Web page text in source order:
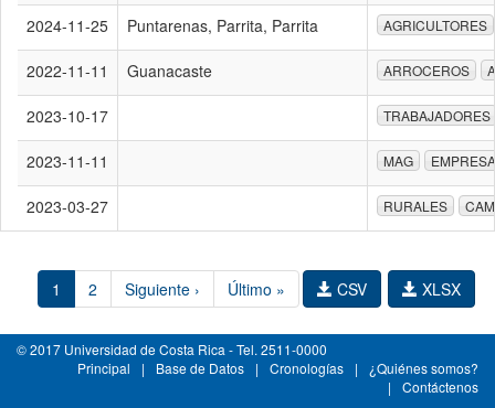
2024-11-25 Puntarenas, Parrita, Parrita AGRICULTORES
2022-11-11 Guanacaste ARROCEROS
2023-10-17 TRABAJADORES
2023-11-11 MAG
2023-03-27 RURALES
1 2 Siguiente › Último » XLSX
CSV
© 2017 Universidad de Costa Rica - Tel. 2511-0000
Principal
| Base de Datos | Cronologías |
¿Quiénes somos?
|
Contáctenos